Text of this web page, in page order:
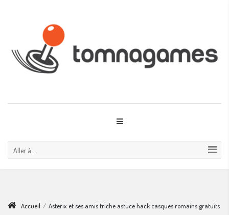
Aller à ...
Accueil / Asterix et ses amis triche astuce hack casques romains gratuits